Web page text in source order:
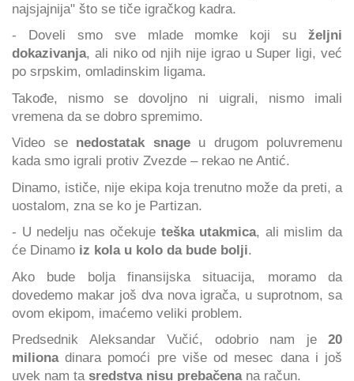
najsjajnija" što se tiče igračkog kadra.
- Doveli smo sve mlade momke koji su željni
dokazivanja, ali niko od njih nije igrao u Super ligi, već
po srpskim, omladinskim ligama.
Takođe, nismo se dovoljno ni uigrali, nismo imali
vremena da se dobro spremimo.
Video se nedostatak snageu drugom poluvremenu
kada smo igrali protiv Zvezde – rekao ne Antić.
Dinamo, ističe, nije ekipa koja trenutno može da preti, a
uostalom, zna se ko je Partizan.
- U nedelju nas očekuje teška utakmica, ali mislim da
će Dinamo iz kola u kolo da bude bolji.
Ako bude bolja finansijska situacija, moramo da
dovedemo makar još dva nova igrača, u suprotnom, sa
ovom ekipom, imaćemo veliki problem.
Predsednik Aleksandar Vučić, odobrio nam je 20
milionadinara pomoći pre više od mesec dana i još
uvek nam ta sredstva nisu prebačenana račun.